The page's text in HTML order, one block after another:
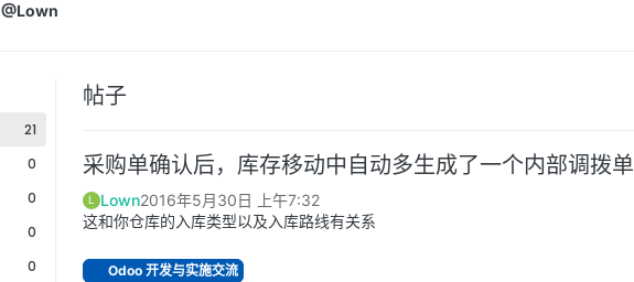
@Lown
21
0
0
0
0
帖子
采购单确认后，库存移动中自动多生成了一个内部调拨单
L Lown2016年5月30日 上午7:32
这和你仓库的入库类型以及入库路线有关系
Odoo 开发与实施交流